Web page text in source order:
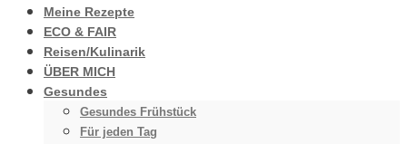
Meine Rezepte
ECO & FAIR
Reisen/Kulinarik
ÜBER MICH
Gesundes
Gesundes Frühstück
Für jeden Tag